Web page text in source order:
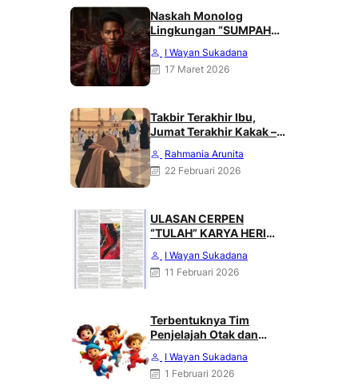
Naskah Monolog
Lingkungan “SUMPAH
Karya Heri Haliling
I Wayan Sukadana
17 Maret 2026
Takbir Terakhir Ibu,
Jumat Terakhir Kakak –
Rahmania Arunita
22 Februari 2026
ULASAN CERPEN
“TULAH” KARYA HERI
MERDEKA, MINGGU 08
FEBRUARI 2026
I Wayan Sukadana
11 Februari 2026
Terbentuknya Tim
Penjelajah Otak dan
Haliling
I Wayan Sukadana
1 Februari 2026